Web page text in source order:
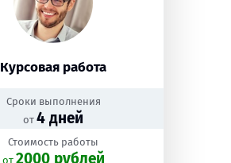
Курсовая работа
Сроки выполнения
от 4 дней
Стоимость работы
oт 2000 рублей